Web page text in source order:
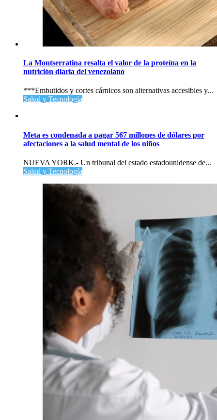
La Montserratina resalta el valor de la proteína en la
nutrición diaria del venezolano
***Embutidos y cortes cárnicos son alternativas accesibles y...
Salud y Tecnología
Meta es condenada a pagar 567 millones de dólares por
afectaciones a la salud mental de los niños
NUEVA YORK.- Un tribunal del estado estadounidense de...
Salud y Tecnología